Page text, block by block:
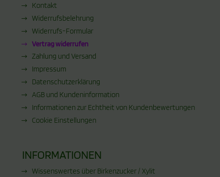
Kontakt
Widerrufsbelehrung
Widerrufs-Formular
Vertrag widerrufen
Zahlung und Versand
Impressum
Datenschutzerklärung
AGB und Kundeninformation
Informationen zur Echtheit von Kundenbewertungen
Cookie Einstellungen
INFORMATIONEN
Wissenswertes über Birkenzucker / Xylit